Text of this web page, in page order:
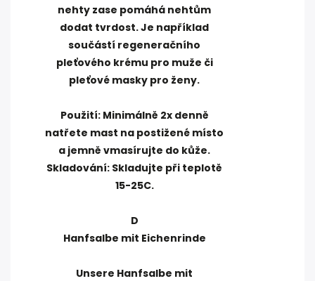
nehty zase pomáhá nehtům
dodat tvrdost. Je například
součástí regeneračního
pleťového krému pro muže či
pleťové masky pro ženy.
Použití: Minimálně 2x denně
natřete mast na postižené místo
a jemně vmasírujte do kůže.
Skladování: Skladujte při teplotě
15-25C.
D
Hanfsalbe mit Eichenrinde
Unsere Hanfsalbe mit